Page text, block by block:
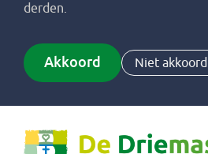
derden.
Akkoord Niet akkoord